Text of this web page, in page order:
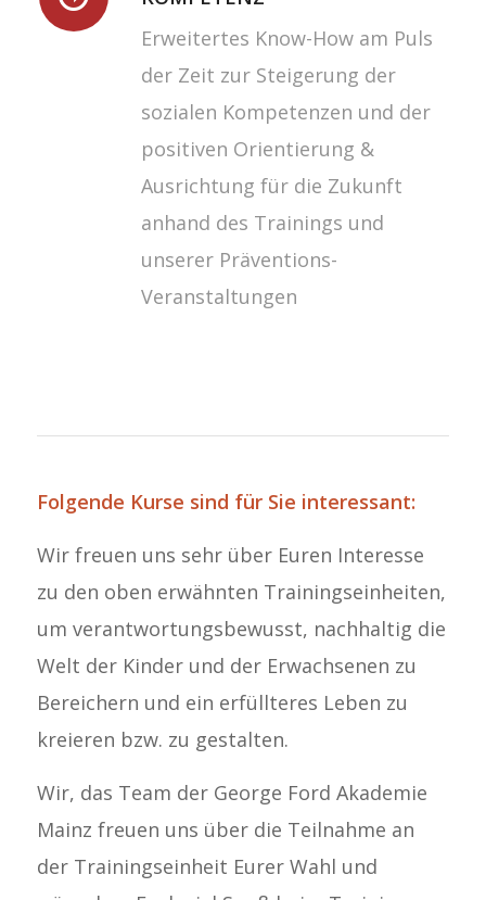
Erweitertes Know-How am Puls
der Zeit zur Steigerung der
sozialen Kompetenzen und der
positiven Orientierung &
Ausrichtung für die Zukunft
anhand des Trainings und
unserer Präventions-
Veranstaltungen
Folgende Kurse sind für Sie interessant:
Wir freuen uns sehr über Euren Interesse
zu den oben erwähnten Trainingseinheiten,
um verantwortungsbewusst, nachhaltig die
Welt der Kinder und der Erwachsenen zu
Bereichern und ein erfüllteres Leben zu
kreieren bzw. zu gestalten.
Wir, das Team der George Ford Akademie
Mainz freuen uns über die Teilnahme an
der Trainingseinheit Eurer Wahl und